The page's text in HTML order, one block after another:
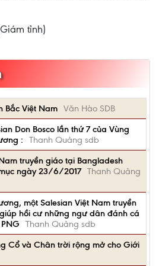
tỉnh)
Bắc Việt Nam Văn Hào SDB
Don Bosco lần thứ 7 của Vùng
:
Thanh Quảng sdb
truyền giáo tại Bangladesh
ngày 23/6/2017 Thanh Quảng
một Salesian Việt Nam truyền
hồi cư những ngư dân đánh cá
Thanh Quảng sdb
Cổ và Chân trời rộng mở cho Giới